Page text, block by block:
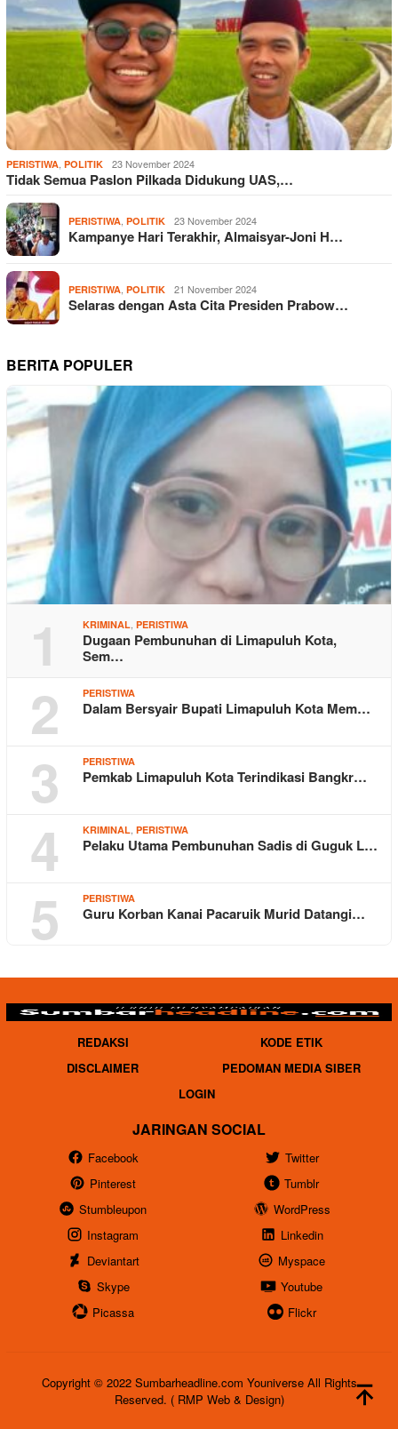
PERISTIWA POLITIK 23 November 2024
Tidak Semua Paslon Pilkada Didukung UAS,…
PERISTIWA POLITIK 23 November 2024
Kampanye Hari Terakhir, Almaisyar-Joni H…
PERISTIWA POLITIK 21 November 2024
Selaras dengan Asta Cita Presiden Prabow…
BERITA POPULER
1 KRIMINAL PERISTIWA
Dugaan Pembunuhan di Limapuluh Kota,
Sem…
2 PERISTIWA
Dalam Bersyair Bupati Limapuluh Kota Mem…
3 PERISTIWA
Pemkab Limapuluh Kota Terindikasi Bangkr…
4 KRIMINAL PERISTIWA
Pelaku Utama Pembunuhan Sadis di Guguk L…
5 PERISTIWA
Guru Korban Kanai Pacaruik Murid Datangi…
REDAKSI
KODE ETIK
DISCLAIMER
PEDOMAN MEDIA SIBER
LOGIN
JARINGAN SOCIAL
Facebook
Twitter
Pinterest
Tumblr
Stumbleupon
WordPress
Instagram
Linkedin
Deviantart
Myspace
Skype
Youtube
Picassa
Flickr
Copyright © 2022 Sumbarheadline.com Youniverse All Rights
Reserved. ( RMP Web & Design)